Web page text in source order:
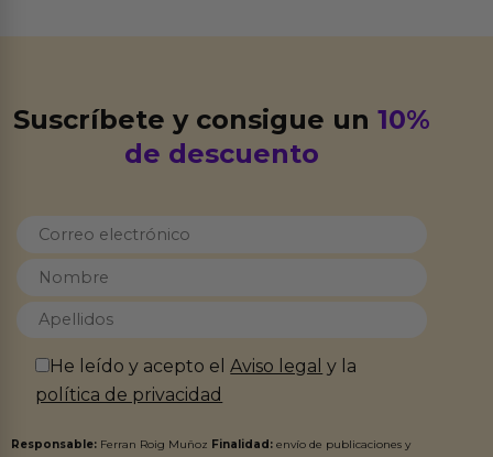
Suscríbete y consigue un10%
de descuento
He leído y acepto elAviso legal y la
política de privacidad
Responsable: Ferran Roig Muñoz Finalidad: envío de publicaciones y